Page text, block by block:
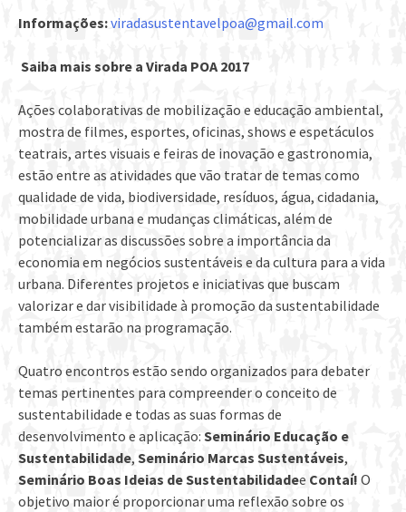
Informações:viradasustentavelpoa@gmail.com
Saiba mais sobre a Virada POA 2017
Ações colaborativas de mobilização e educação ambiental,
mostra de filmes, esportes, oficinas, shows e espetáculos
teatrais, artes visuais e feiras de inovação e gastronomia,
estão entre as atividades que vão tratar de temas como
qualidade de vida, biodiversidade, resíduos, água, cidadania,
mobilidade urbana e mudanças climáticas, além de
potencializar as discussões sobre a importância da
economia em negócios sustentáveis e da cultura para a vida
urbana. Diferentes projetos e iniciativas que buscam
valorizar e dar visibilidade à promoção da sustentabilidade
também estarão na programação.
Quatro encontros estão sendo organizados para debater
temas pertinentes para compreender o conceito de
sustentabilidade e todas as suas formas de
desenvolvimento e aplicação: Seminário Educação e
Sustentabilidade, Seminário Marcas Sustentáveis,
Seminário Boas Ideias de Sustentabilidadee Contaí! O
objetivo maior é proporcionar uma reflexão sobre os